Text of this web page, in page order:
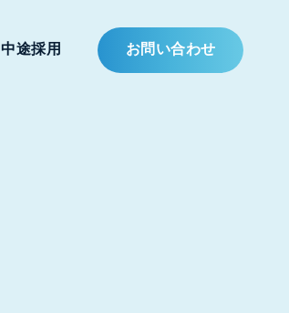
中途採用 お問い合わせ